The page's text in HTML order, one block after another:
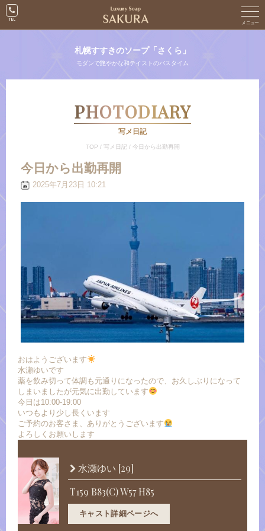
札幌すすきのソープ「さくら」
モダンで艶やかな和テイストのバスタイム
PHOTODIARY
写メ日記
TOP / 写メ日記 / 今日から出勤再開
今日から出勤再開
2025年7月23日 10:21
おはようございます
水瀬ゆいです
薬を飲み切って体調も元通りになったので、お久しぶりになって
しまいましたが元気に出勤しています
今日は10:00-19:00
いつもより少し長くいます
ご予約のお客さま、ありがとうございます
よろしくお願いします
水瀬ゆい [29]
T159 B83(C) W57 H85
キャスト詳細ページへ